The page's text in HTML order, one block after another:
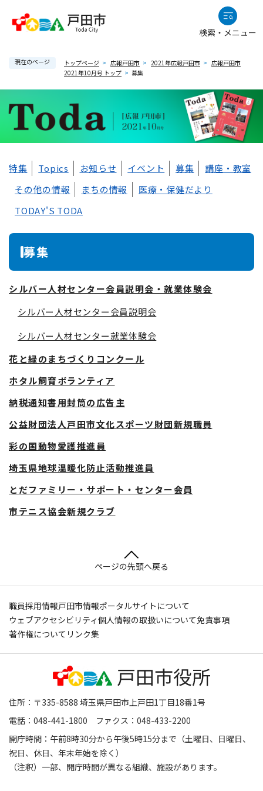
で
検索・メニュー
現在のページ トップページ > 広報戸田市 > 2021年広報戸田市 > 広報戸田市
2021年10月号 トップ > 募集
文
特集 Topics お知らせ イベント 募集
講座・教室
その他の情報
まちの情報
医療・保健だより
TODAY'S TODA
募集
シルバー人材センター会員説明会・就業体験会
シルバー人材センター会員説明会
シルバー人材センター就業体験会
花と緑のまちづくりコンクール
ホタル飼育ボランティア
納税通知書用封筒の広告主
公益財団法人戸田市文化スポーツ財団新規職員
彩の国動物愛護推進員
埼玉県地球温暖化防止活動推進員
とだファミリー・サポート・センター会員
市テニス協会新規クラブ
ページの先頭へ戻る
職員採用情報戸田市情報ポータルサイトについて
ウェブアクセシビリティ個人情報の取扱いについて免責事項
著作権について リンク集
住所：〒335-8588 埼玉県戸田市上戸田1丁目18番1号
電話：048-441-1800 ファクス：048-433-2200
開庁時間：午前8時30分から午後5時15分まで（土曜日、日曜日、
祝日、休日、年末年始を除く）
（注釈）一部、開庁時間が異なる組織、施設があります。